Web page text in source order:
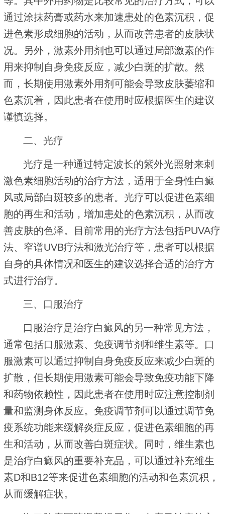
通过涂抹药膏或药水来加速患处的色素沉积，促
进色素形成细胞的活动，从而改善患者的皮肤状
况。另外，激素外用剂也可以通过局部激素的作
用来抑制自身免疫反应，减少白斑的扩散。然
而，长期使用激素外用剂可能会导致皮肤萎缩和
色素沉着，因此患者在使用时应根据医生的建议
谨慎选择。
二、光疗
光疗是一种通过特定波长的紫外光照射来刺
激色素细胞活动的治疗方法，适用于全身性白癜
风或局部白斑较多的患者。光疗可以促进色素细
胞的再生和活动，增加患处的色素沉积，从而改
善皮肤的色泽。目前常用的光疗方法包括PUVA疗
法、窄谱UVB疗法和激光治疗等，患者可以根据
自身的具体情况和医生的建议选择合适的治疗方
式进行治疗。
三、口服治疗
口服治疗是治疗白癜风的另一种常见方法，
通常包括口服激素、免疫调节剂和维生素等。口
服激素可以通过抑制自身免疫反应来减少白斑的
扩散，但长期使用激素可能会导致免疫功能下降
和药物依赖性，因此患者在使用时应注意控制剂
量和监测身体反应。免疫调节剂可以通过调节免
疫系统功能来缓解炎症反应，促进色素细胞的再
生和活动，从而改善白斑症状。同时，维生素也
是治疗白癜风的重要补充品，可以通过补充维生
素D和B12等来促进色素细胞的活动和色素沉积，
从而缓解症状。